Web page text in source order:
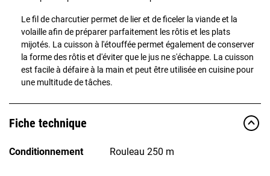
Le fil de charcutier permet de lier et de ficeler la viande et la
volaille afin de préparer parfaitement les rôtis et les plats
mijotés. La cuisson à l'étouffée permet également de conserver
la forme des rôtis et d'éviter que le jus ne s'échappe. La cuisson
est facile à défaire à la main et peut être utilisée en cuisine pour
une multitude de tâches.
Fiche technique
Conditionnement Rouleau 250 m